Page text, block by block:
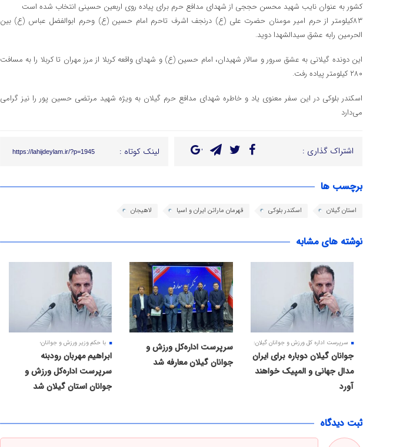
کشور به عنوان نایب شهید محسن حججی از شهدای مدافع حرم برای پیاده روی اربعین حسینی انتخاب شده است
۸۳کیلومتر از حرم امیر مومنان حضرت علی (ع) درنجف اشرف تاحرم امام حسین (ع) وحرم ابوالفضل عباس (ع) بین
الحرمین رابه عشق سیدالشهدا دوید.
این دونده گیلانی به عشق سرور و سالار شهیدان، امام حسین (ع) و شهدای واقعه کربلا از مرز مهران تا کربلا را به مسافت
۲۸۰ کیلومتر پیاده رفت.
اسکندر بلوکی در این سفر معنوی یاد و خاطره شهدای مدافع حرم گیلان به ویژه شهید مرتضی حسین پور را نیز گرامی
می‌دارد
اشتراک گذاری : لینک کوتاه : https://lahijdeylam.ir/?p=1945
برچسب ها
استان گیلان اسکندر بلوکی قهرمان ماراتن ایران و اسیا لاهیجان
نوشته های مشابه
سرپرست اداره کل ورزش و جوانان گیلان:
جوانان گیلان دوباره برای ایران
مدال جهانی و المپیک خواهند
آورد
سرپرست اداره‌کل ورزش و
جوانان گیلان معارفه شد
با حکم وزیر ورزش و جوانان؛
ابراهیم مهربان رودبنه
سرپرست اداره‌کل ورزش و
جوانان استان گیلان شد
ثبت دیدگاه